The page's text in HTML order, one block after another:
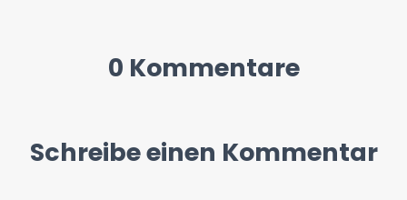
0 Kommentare
Schreibe einen Kommentar